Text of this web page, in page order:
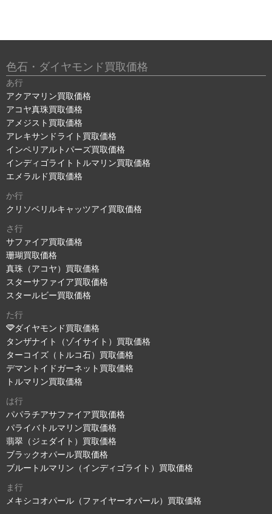
色石・ダイヤモンド買取価格
あ行
アクアマリン買取価格
アコヤ真珠買取価格
アメジスト買取価格
アレキサンドライト買取価格
インペリアルトパーズ買取価格
インディゴライトトルマリン買取価格
エメラルド買取価格
か行
クリソベリルキャッツアイ買取価格
さ行
サファイア買取価格
珊瑚買取価格
真珠（アコヤ）買取価格
スターサファイア買取価格
スタールビー買取価格
た行
ダイヤモンド買取価格
タンザナイト（ゾイサイト）買取価格
ターコイズ（トルコ石）買取価格
デマントイドガーネット買取価格
トルマリン買取価格
は行
パパラチアサファイア買取価格
パライバトルマリン買取価格
翡翠（ジェダイト）買取価格
ブラックオパール買取価格
ブルートルマリン（インディゴライト）買取価格
ま行
メキシコオパール（ファイヤーオパール）買取価格